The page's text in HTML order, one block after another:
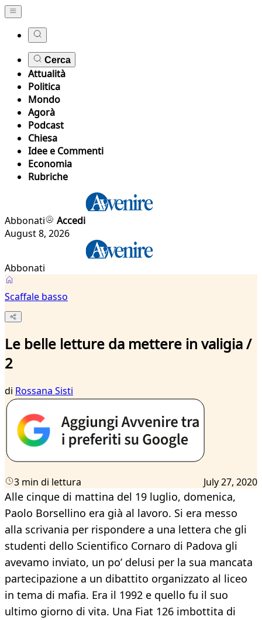
Cerca
Attualità
Politica
Mondo
Agorà
Podcast
Chiesa
Idee e Commenti
Economia
Rubriche
Abbonati
Accedi
August 8, 2026
Abbonati
Scaffale basso
Le belle letture da mettere in valigia /
2
di Rossana Sisti
3 min di lettura July 27, 2020
Alle cinque di mattina del 19 luglio, domenica,
Paolo Borsellino era già al lavoro. Si era messo
alla scrivania per rispondere a una lettera che gli
studenti dello Scientifico Cornaro di Padova gli
avevamo inviato, un po’ delusi per la sua mancata
partecipazione a un dibattito organizzato al liceo
in tema di mafia. Era il 1992 e quello fu il suo
ultimo giorno di vita. Una Fiat 126 imbottita di